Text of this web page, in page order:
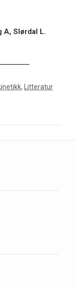
A, Slørdal L.
, Litteratur